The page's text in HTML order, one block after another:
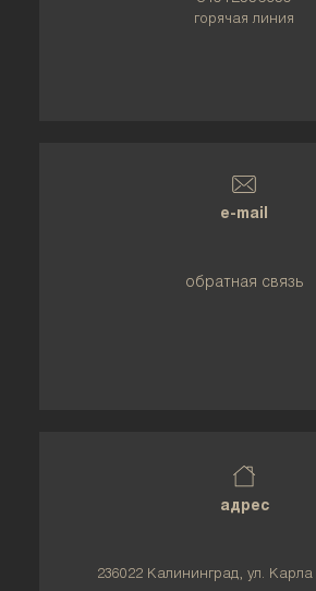
горячая линия
e-mail
обратная связь
адрес
236022 Калининград, ул.